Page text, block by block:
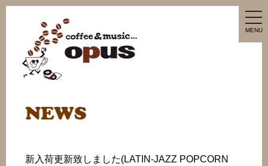
MENU
新入荷更新致しました(LATIN-JAZZ POPCORN